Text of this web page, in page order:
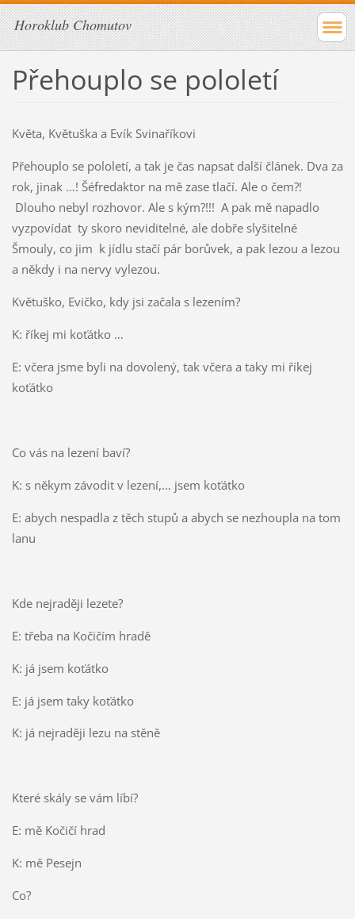
Horoklub Chomutov
Přehouplo se pololetí
Květa, Květuška a Evík Svinaříkovi
Přehouplo se pololetí, a tak je čas napsat další článek. Dva za
rok, jinak …! Šéfredaktor na mě zase tlačí. Ale o čem?!
Dlouho nebyl rozhovor. Ale s kým?!!! A pak mě napadlo
vyzpovídat ty skoro neviditelné, ale dobře slyšitelné
Šmouly, co jim k jídlu stačí pár borůvek, a pak lezou a lezou
a někdy i na nervy vylezou.
Květuško, Evičko, kdy jsi začala s lezením?
K: říkej mi koťátko …
E: včera jsme byli na dovolený, tak včera a taky mi říkej
koťátko
Co vás na lezení baví?
K: s někym závodit v lezení,… jsem koťátko
E: abych nespadla z těch stupů a abych se nezhoupla na tom
lanu
Kde nejraději lezete?
E: třeba na Kočičím hradě
K: já jsem koťátko
E: já jsem taky koťátko
K: já nejraději lezu na stěně
Které skály se vám líbí?
E: mě Kočičí hrad
K: mě Pesejn
Co?